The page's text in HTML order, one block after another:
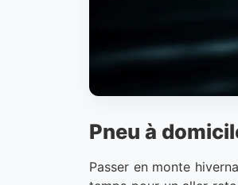
Pneu à
Passer en monte